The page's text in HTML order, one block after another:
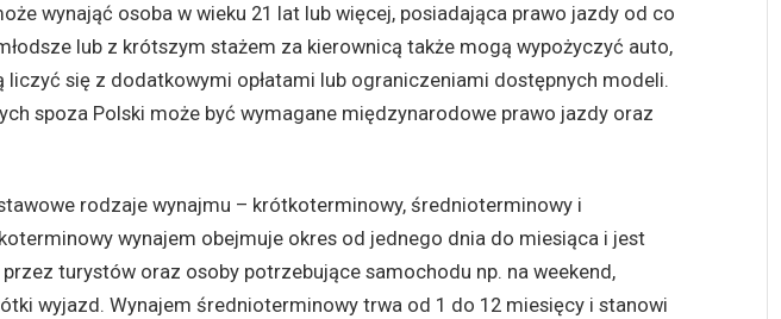
wynająć osoba w wieku 21 lat lub więcej, posiadająca prawo jazdy od co
lub z krótszym stażem za kierownicą także mogą wypożyczyć auto,
liczyć się z dodatkowymi opłatami lub ograniczeniami dostępnych modeli.
spoza Polski może być wymagane międzynarodowe prawo jazdy oraz
rodzaje wynajmu – krótkoterminowy, średnioterminowy i
wynajem obejmuje okres od jednego dnia do miesiąca i jest
turystów oraz osoby potrzebujące samochodu np. na weekend,
wyjazd. Wynajem średnioterminowy trwa od 1 do 12 miesięcy i stanowi